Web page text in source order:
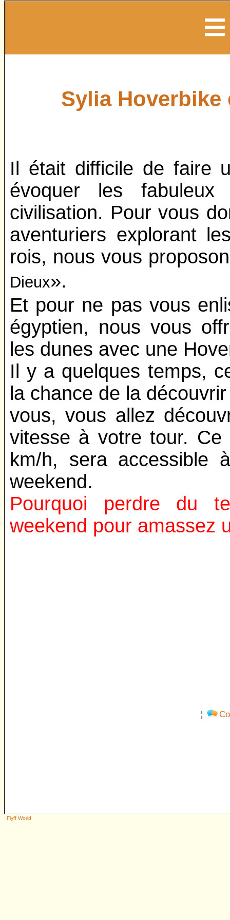
Sylia Hoverbike
Il était difficile de faire
évoquer les
civilisation. Pour vous
aventuriers explorant
rois, nous vous
Dieux».
Et pour ne pas vous
égyptien, nous vous
les dunes avec une
Il y a quelques temps,
la chance de la
vous, vous allez
vitesse à votre tour. Ce
km/h, sera
weekend.
Pourquoi perdre du
weekend pour amassez
¦
Flyff World